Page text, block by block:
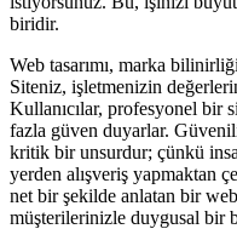
biridir.
Web tasarımı, marka
Siteniz, işletmenizin
Kullanıcılar, profesyonel bir
fazla güven duyarlar.
kritik bir unsurdur; çünkü
yerden alışveriş yapmaktan
net bir şekilde anlatan bir
müşterilerinizle duygusal bir